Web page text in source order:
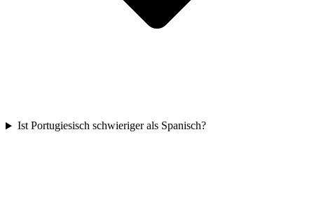
Ist Portugiesisch schwieriger als Spanisch?